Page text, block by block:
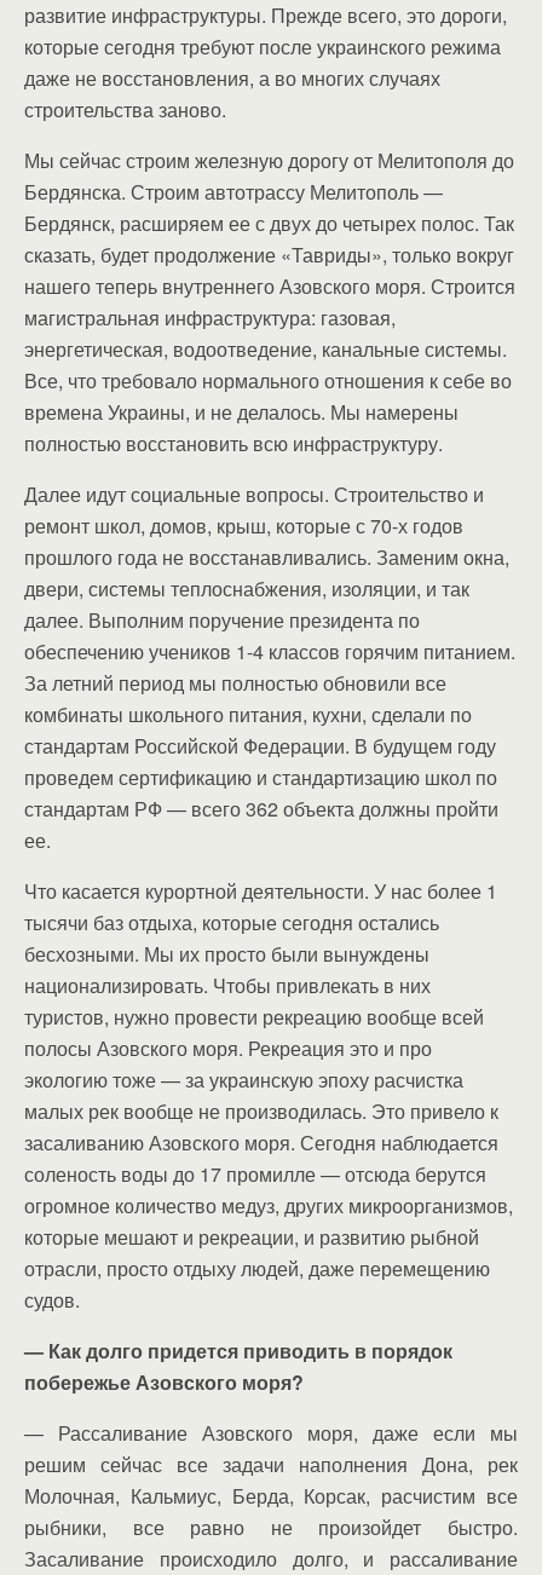
развитие инфраструктуры. Прежде всего, это дороги,
которые сегодня требуют после украинского режима
даже не восстановления, а во многих случаях
строительства заново.
Мы сейчас строим железную дорогу от Мелитополя до
Бердянска. Строим автотрассу Мелитополь —
Бердянск, расширяем ее с двух до четырех полос. Так
сказать, будет продолжение «Тавриды», только вокруг
нашего теперь внутреннего Азовского моря. Строится
магистральная инфраструктура: газовая,
энергетическая, водоотведение, канальные системы.
Все, что требовало нормального отношения к себе во
времена Украины, и не делалось. Мы намерены
полностью восстановить всю инфраструктуру.
Далее идут социальные вопросы. Строительство и
ремонт школ, домов, крыш, которые с 70-х годов
прошлого года не восстанавливались. Заменим окна,
двери, системы теплоснабжения, изоляции, и так
далее. Выполним поручение президента по
обеспечению учеников 1-4 классов горячим питанием.
За летний период мы полностью обновили все
комбинаты школьного питания, кухни, сделали по
стандартам Российской Федерации. В будущем году
проведем сертификацию и стандартизацию школ по
стандартам РФ — всего 362 объекта должны пройти
ее.
Что касается курортной деятельности. У нас более 1
тысячи баз отдыха, которые сегодня остались
бесхозными. Мы их просто были вынуждены
национализировать. Чтобы привлекать в них
туристов, нужно провести рекреацию вообще всей
полосы Азовского моря. Рекреация это и про
экологию тоже — за украинскую эпоху расчистка
малых рек вообще не производилась. Это привело к
засаливанию Азовского моря. Сегодня наблюдается
соленость воды до 17 промилле — отсюда берутся
огромное количество медуз, других микроорганизмов,
которые мешают и рекреации, и развитию рыбной
отрасли, просто отдыху людей, даже перемещению
судов.
— Как долго придется приводить в порядок
побережье Азовского моря?
— Рассаливание Азовского моря, даже если мы
решим сейчас все задачи наполнения Дона, рек
Молочная, Кальмиус, Берда, Корсак, расчистим все
рыбники, все равно не произойдет быстро.
Засаливание происходило долго, и рассаливание